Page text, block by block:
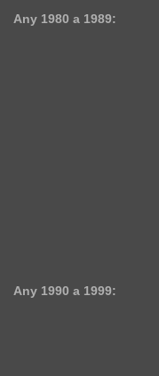
Any 1980 a 1989:
Any 1990 a 1999: